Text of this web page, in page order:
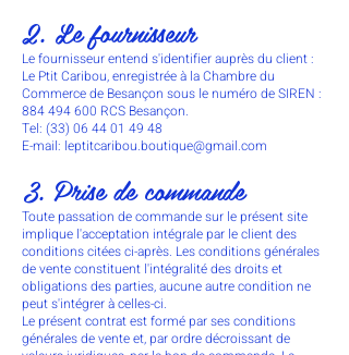
2. Le fournisseur
Le fournisseur entend s'identifier auprès du client :
Le Ptit Caribou, enregistrée à la Chambre du
Commerce de Besançon sous le numéro de SIREN :
884 494 600 RCS Besançon.
Tel: (33) 06 44 01 49 48
E-mail: leptitcaribou.boutique@gmail.com
3. Prise de commande
Toute passation de commande sur le présent site
implique l'acceptation intégrale par le client des
conditions citées ci-après. Les conditions générales
de vente constituent l'intégralité des droits et
obligations des parties, aucune autre condition ne
peut s'intégrer à celles-ci.
Le présent contrat est formé par ses conditions
générales de vente et, par ordre décroissant de